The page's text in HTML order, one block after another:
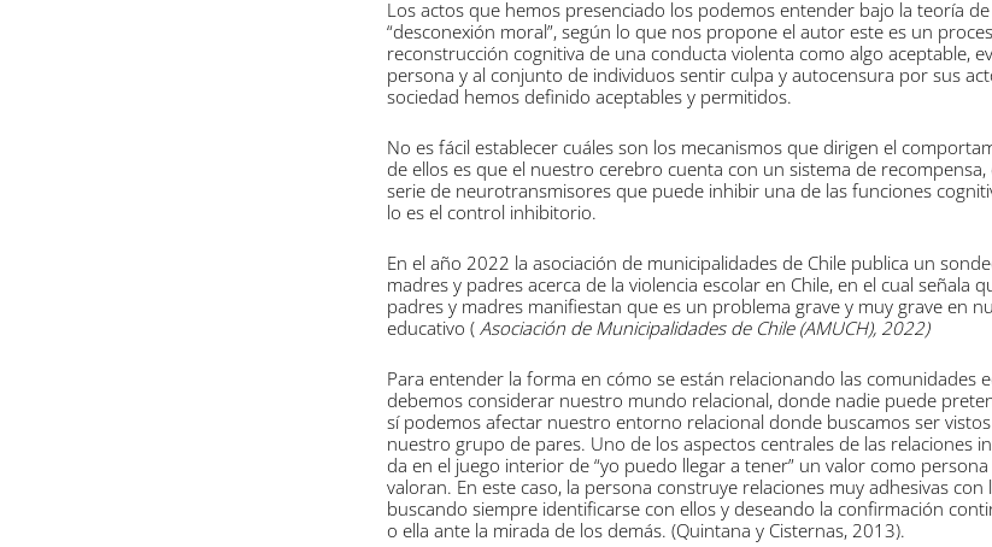
Los actos que hemos presenciado los podemos entender bajo la teoría
“desconexión moral”, según lo que nos propone el autor este es un
reconstrucción cognitiva de una conducta violenta como algo aceptable,
persona y al conjunto de individuos sentir culpa y autocensura por sus
sociedad hemos definido aceptables y permitidos.
No es fácil establecer cuáles son los mecanismos que dirigen el
de ellos es que el nuestro cerebro cuenta con un sistema de recompensa,
serie de neurotransmisores que puede inhibir una de las funciones
lo es el control inhibitorio.
En el año 2022 la asociación de municipalidades de Chile publica un
madres y padres acerca de la violencia escolar en Chile, en el cual señala
padres y madres manifiestan que es un problema grave y muy grave en
educativo ( Asociación de Municipalidades de Chile (AMUCH), 2022)
Para entender la forma en cómo se están relacionando las comunidades
debemos considerar nuestro mundo relacional, donde nadie puede
sí podemos afectar nuestro entorno relacional donde buscamos ser
nuestro grupo de pares. Uno de los aspectos centrales de las relaciones
da en el juego interior de “yo puedo llegar a tener” un valor como
valoran. En este caso, la persona construye relaciones muy adhesivas con
buscando siempre identificarse con ellos y deseando la confirmación
o ella ante la mirada de los demás. (Quintana y Cisternas, 2013).